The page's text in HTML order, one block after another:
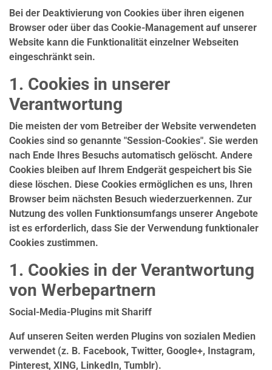
Bei der Deaktivierung von Cookies über ihren eigenen
Browser oder über das Cookie-Management auf unserer
Website kann die Funktionalität einzelner Webseiten
eingeschränkt sein.
1. Cookies in unserer
Verantwortung
Die meisten der vom Betreiber der Website verwendeten
Cookies sind so genannte "Session-Cookies". Sie werden
nach Ende Ihres Besuchs automatisch gelöscht. Andere
Cookies bleiben auf Ihrem Endgerät gespeichert bis Sie
diese löschen. Diese Cookies ermöglichen es uns, Ihren
Browser beim nächsten Besuch wiederzuerkennen. Zur
Nutzung des vollen Funktionsumfangs unserer Angebote
ist es erforderlich, dass Sie der Verwendung funktionaler
Cookies zustimmen.
1. Cookies in der Verantwortung
von Werbepartnern
Social-Media-Plugins mit Shariff
Auf unseren Seiten werden Plugins von sozialen Medien
verwendet (z. B. Facebook, Twitter, Google+, Instagram,
Pinterest, XING, LinkedIn, Tumblr).